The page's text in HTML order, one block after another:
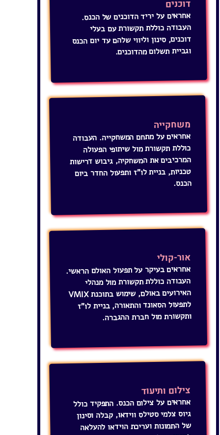
דוכנים
אחראים על יריד הדוכנים של הכנס.
העבודה כוללת תקשורת עם בעלי
דוכנים, סינון וליווי שלהם עד יום הכנס
וגביית תשלום מהדוכנים.
משחקייה
אחראים על מתחם המשחקייה. העבודה
כוללת תקשורת מול שיתופי הפעולה
המרכיבים את המשחקיה, גיבוש דרישות
טכניות, בניית לו"ז ותפעול החדר ביום
הכנס.
אור-קולי
אחראים בעיקר על תפעול האולם הראשי.
העבודה כוללת תקשורת מול מנהלי
האירועים באולם, שימוש בתוכנת VMIX
לתפעול הסאונד והתאורה, בניית לו"ז
ותקשורת מול חברת ההגברה.
צילום ותיעוד
אחראים על צילום הכנס. התפקיד כולל
גיוס צלמי סטילס ווידאו, קבלה וסינון
של התמונות ועריכת הוידאו להעלאה